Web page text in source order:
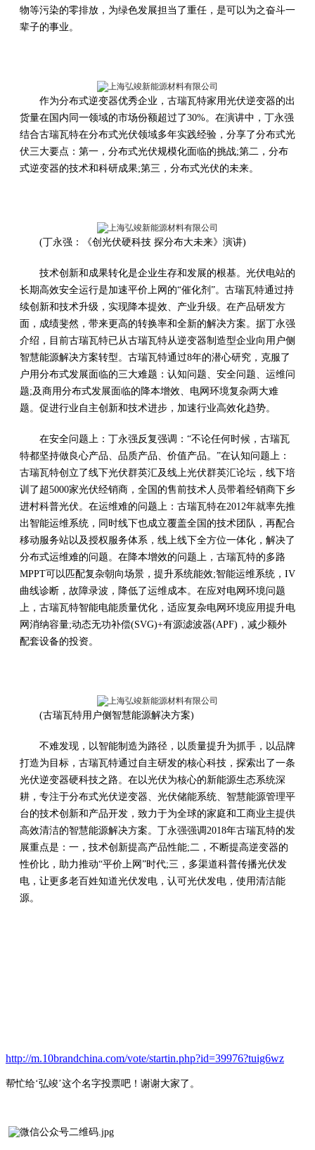
物等污染的零排放，为绿色发展担当了重任，是可以为之奋斗一
辈子的事业。
作为分布式逆变器优秀企业，古瑞瓦特家用光伏逆变器的出
货量在国内同一领域的市场份额超过了30%。在演讲中，丁永强
结合古瑞瓦特在分布式光伏领域多年实践经验，分享了分布式光
伏三大要点：第一，分布式光伏规模化面临的挑战;第二，分布
式逆变器的技术和科研成果;第三，分布式光伏的未来。
(丁永强：《创光伏硬科技 探分布大未来》演讲)
技术创新和成果转化是企业生存和发展的根基。光伏电站的
长期高效安全运行是加速平价上网的“催化剂”。古瑞瓦特通过持
续创新和技术升级，实现降本提效、产业升级。在产品研发方
面，成绩斐然，带来更高的转换率和全新的解决方案。据丁永强
介绍，目前古瑞瓦特已从古瑞瓦特从逆变器制造型企业向用户侧
智慧能源解决方案转型。古瑞瓦特通过8年的潜心研究，克服了
户用分布式发展面临的三大难题：认知问题、安全问题、运维问
题;及商用分布式发展面临的降本增效、电网环境复杂两大难
题。促进行业自主创新和技术进步，加速行业高效化趋势。
在安全问题上：丁永强反复强调：“不论任何时候，古瑞瓦
特都坚持做良心产品、品质产品、价值产品。”在认知问题上：
古瑞瓦特创立了线下光伏群英汇及线上光伏群英汇论坛，线下培
训了超5000家光伏经销商，全国的售前技术人员带着经销商下乡
进村科普光伏。在运维难的问题上：古瑞瓦特在2012年就率先推
出智能运维系统，同时线下也成立覆盖全国的技术团队，再配合
移动服务站以及授权服务体系，线上线下全方位一体化，解决了
分布式运维难的问题。在降本增效的问题上，古瑞瓦特的多路
MPPT可以匹配复杂朝向场景，提升系统能效;智能运维系统，IV
曲线诊断，故障录波，降低了运维成本。在应对电网环境问题
上，古瑞瓦特智能电能质量优化，适应复杂电网环境应用提升电
网消纳容量;动态无功补偿(SVG)+有源滤波器(APF)，减少额外
配套设备的投资。
(古瑞瓦特用户侧智慧能源解决方案)
不难发现，以智能制造为路径，以质量提升为抓手，以品牌
打造为目标，古瑞瓦特通过自主研发的核心科技，探索出了一条
光伏逆变器硬科技之路。在以光伏为核心的新能源生态系统深
耕，专注于分布式光伏逆变器、光伏储能系统、智慧能源管理平
台的技术创新和产品开发，致力于为全球的家庭和工商业主提供
高效清洁的智慧能源解决方案。丁永强强调2018年古瑞瓦特的发
展重点是：一，技术创新提高产品性能;二，不断提高逆变器的
性价比，助力推动“平价上网”时代;三，多渠道科普传播光伏发
电，让更多老百姓知道光伏发电，认可光伏发电，使用清洁能
源。
http://m.10brandchina.com/vote/startin.php?id=39976?tuig6wz
帮忙给‘弘竣’这个名字投票吧！谢谢大家了。